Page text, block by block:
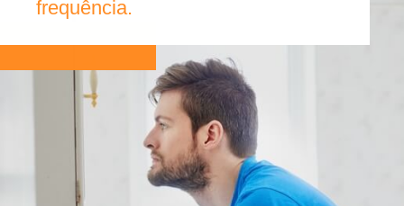
frequência.